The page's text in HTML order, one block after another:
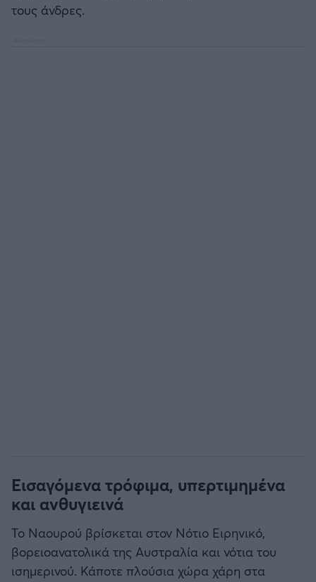
τους άνδρες.
Εισαγόμενα τρόφιμα, υπερτιμημένα
και ανθυγιεινά
Το Ναουρού βρίσκεται στον Νότιο Ειρηνικό,
βορειοανατολικά της Αυστραλία και νότια του
ισημερινού. Κάποτε πλούσια χώρα χάρη στα